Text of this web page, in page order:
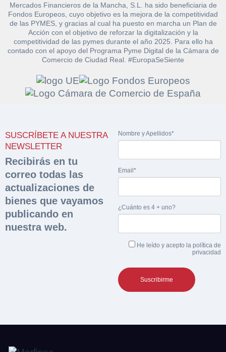
Mercados Financieros de la Mancha, S.L. ha sido beneficiaria de
Fondos Europeos, cuyo objetivo es la mejora de la competitividad
de las PYMES, y gracias al cual ha puesto en marcha un Plan de
Acción con el objetivo de reforzar la digitalización y la
competitividad de las pymes durante el año 2025. Para ello ha
contado con el apoyo del Programa Pyme Digital de la Cámara de
Comercio de Ciudad Real. #EuropaSeSiente
SUSCRÍBETE A NUESTRA
NEWSLETTER
Recibirás en tu
correo todas las
actualizaciones de
bienes que vayamos
publicando en
nuestra web.
Nombre y Apellidos*
Email*
¿Cuánto es 4 + uno?
He leído y acepto la política de
privacidad
documentación
sobre la peritación
Rellene este formulario y recibirá en su email el
enlace para descargar la documentación
Nombre y Apellidos*
Hacer Oferta
Razón social* CIF/DNI Ofertante*
Teléfono* Email*
Nombre y Apellidos*
Sobre Merfinsa
Venta de bienes muebles
Vehículos